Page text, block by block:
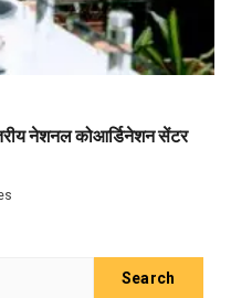
नेशनल कोआर्डिनेशन सेंटर